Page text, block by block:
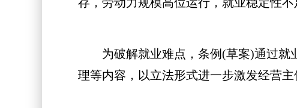
为破解就业难点，条例(草案)通过就
理等内容，以立法形式进一步激发经营